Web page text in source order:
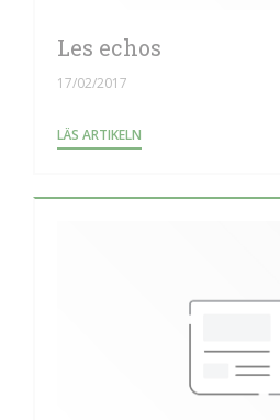
Les echos
17/02/2017
LÄS ARTIKELN